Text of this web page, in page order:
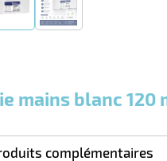
mains blanc
complémentaires